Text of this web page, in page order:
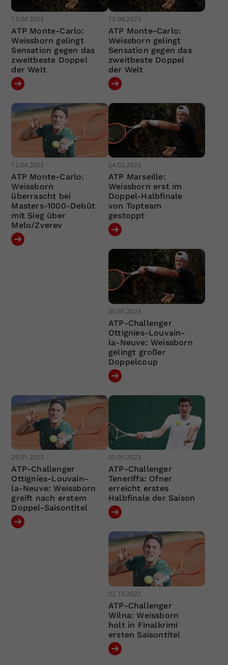
13.04.2023
ATP Monte-Carlo:
Weissborn gelingt
Sensation gegen das
zweitbeste Doppel
der Welt
13.04.2023
ATP Monte-Carlo:
Weissborn gelingt
Sensation gegen das
zweitbeste Doppel
der Welt
12.04.2023
ATP Monte-Carlo:
Weissborn
überrascht bei
Masters-1000-Debüt
mit Sieg über
Melo/Zverev
24.02.2023
ATP Marseille:
Weissborn erst im
Doppel-Halbfinale
von Topteam
gestoppt
30.01.2023
ATP-Challenger
Ottignies-Louvain-
la-Neuve: Weissborn
gelingt großer
Doppelcoup
29.01.2023
ATP-Challenger
Ottignies-Louvain-
la-Neuve: Weissborn
greift nach erstem
Doppel-Saisontitel
20.01.2023
ATP-Challenger
Teneriffa: Ofner
erreicht erstes
Halbfinale der Saison
22.10.2022
ATP-Challenger
Wilna: Weissborn
holt in Finalkrimi
ersten Saisontitel